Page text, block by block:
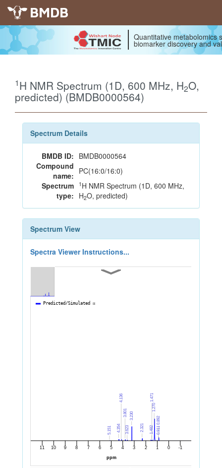
BMDB
Quantitative metabolomics
biomarker discovery and
1H NMR Spectrum (1D, 600 MHz, H2O,
predicted) (BMDB0000564)
Spectrum Details
BMDB ID: BMDB0000564
Compound
name: PC(16:0/16:0)
Spectrum
type:
1 H NMR Spectrum (1D, 600 MHz,
H2O, predicted)
Spectrum View
Spectra Viewer Instructions...